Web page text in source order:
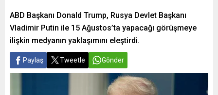
ABD Başkanı Donald Trump, Rusya Devlet Başkanı
Vladimir Putin ile 15 Ağustos’ta yapacağı görüşmeye
ilişkin medyanın yaklaşımını eleştirdi.
Paylaş Tweetle Gönder